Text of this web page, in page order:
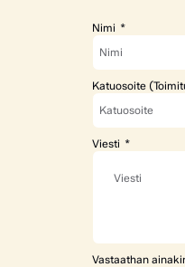
Nimi
Katuosoite
Viesti
Vastaathan